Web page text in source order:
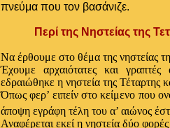
πνεύμα που τον βασάνιζε.
Περί της Νηστείας της
Να έρθουμε στο θέμα της νηστείας
Έχουμε αρχαιότατες και
εδραιώθηκε η νηστεία της Τέταρτης
Όπως φερ’ ειπείν στο κείμενο που
άποψη εγράφη τέλη του α’ αιώνος
Αναφέρεται εκεί η νηστεία δύο